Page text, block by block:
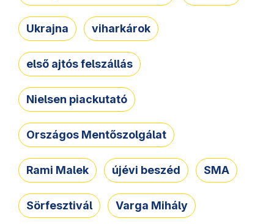
Ukrajna viharkárok
első ajtós felszállás
Nielsen piackutató
Országos Mentőszolgálat
Rami Malek újévi beszéd SMA
Sörfesztivál Varga Mihály